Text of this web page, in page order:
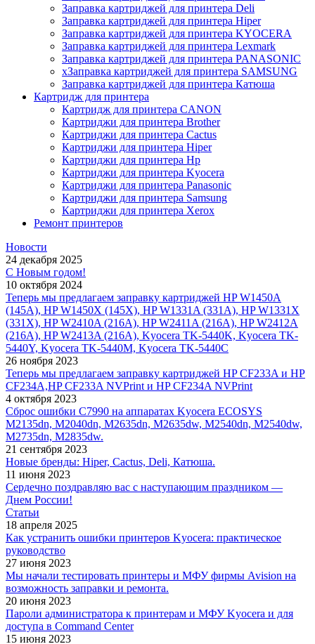
Заправка картриджей для принтера Deli
Заправка картриджей для принтера Hiper
Заправка картриджей для принтера KYOCERA
Заправка картриджей для принтера Lexmark
Заправка картриджей для принтера PANASONIC
xЗаправка картриджей для принтера SAMSUNG
Заправка картриджей для принтера Катюша
Картридж для принтера
Картридж для принтера CANON
Картриджи для принтера Brother
Картриджи для принтера Cactus
Картриджи для принтера Hiper
Картриджи для принтера Hp
Картриджи для принтера Kyocera
Картриджи для принтера Panasonic
Картриджи для принтера Samsung
Картриджи для принтера Xerox
Ремонт принтеров
Новости
24 декабря 2025
С Новым годом!
10 октября 2024
Теперь мы предлагаем заправку картриджей HP W1450A
(145A), HP W1450X (145X), HP W1331A (331A), HP W1331X
(331X), HP W2410A (216A), HP W2411A (216A), HP W2412A
(216A), HP W2413A (216A), Kyocera TK-5440K, Kyocera TK-
5440Y, Kyocera TK-5440M, Kyocera TK-5440C
26 ноября 2023
Теперь мы предлагаем заправку картриджей HP CF233A и HP
CF234A,HP CF233A NVPrint и HP CF234A NVPrint
4 октября 2023
Сброс ошибки С7990 на аппаратах Kyocera ECOSYS
M2135dn, M2040dn, M2635dn, M2635dw, M2540dn, M2540dw,
M2735dn, M2835dw.
21 сентября 2023
Новые бренды: Hiper, Cactus, Deli, Катюша.
11 июня 2023
Сердечно поздравляю вас с наступающим праздником —
Днем России!
Статьи
18 апреля 2025
Как устранить ошибки принтеров Kyocera: практическое
руководство
27 июня 2023
Мы начали тестировать принтеры и МФУ фирмы Avision на
возможность заправки и ремонта.
20 июня 2023
Пароли администратора к принтерам и МФУ Kyocera и для
доступа в Command Center
15 июня 2023